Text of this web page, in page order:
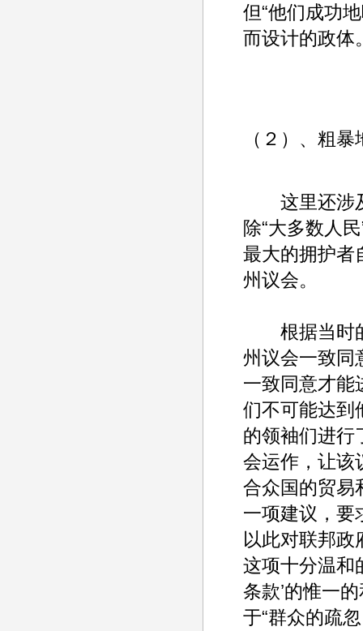
但“他们成功
而设计的政体
（２）、粗
这里还涉及
除“大多数人
最大的拥护者
州议会。
根据当时的
州议会一致同
一致同意才能
们不可能达到
的领袖们进行
会运作，让该
合众国的贸易
一项建议，要
以此对联邦政
这项十分温和
条款’的惟一
于“群众的疏